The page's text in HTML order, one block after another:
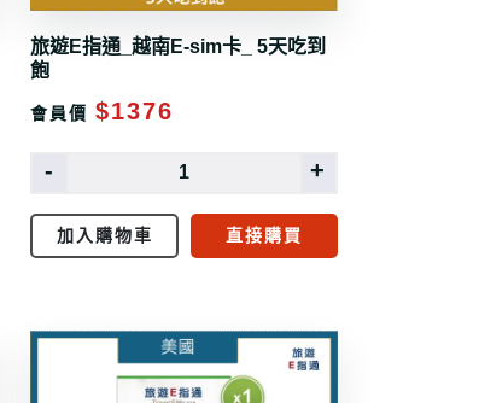
旅遊E指通_越南E-sim卡_ 5天吃到
飽
會員價 $1376
- +
加入購物車 直接購買